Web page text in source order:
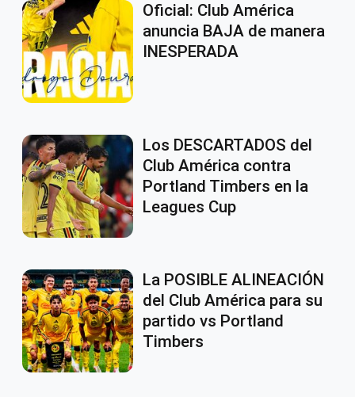
Oficial: Club América
anuncia BAJA de manera
INESPERADA
Los DESCARTADOS del
Club América contra
Portland Timbers en la
Leagues Cup
La POSIBLE ALINEACIÓN
del Club América para su
partido vs Portland
Timbers